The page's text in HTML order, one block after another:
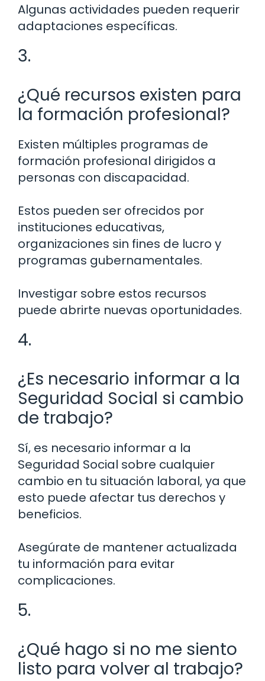
Algunas actividades pueden requerir
adaptaciones específicas.
3.
¿Qué recursos existen para
la formación profesional?
Existen múltiples programas de
formación profesional dirigidos a
personas con discapacidad.
Estos pueden ser ofrecidos por
instituciones educativas,
organizaciones sin fines de lucro y
programas gubernamentales.
Investigar sobre estos recursos
puede abrirte nuevas oportunidades.
4.
¿Es necesario informar a la
Seguridad Social si cambio
de trabajo?
Sí, es necesario informar a la
Seguridad Social sobre cualquier
cambio en tu situación laboral, ya que
esto puede afectar tus derechos y
beneficios.
Asegúrate de mantener actualizada
tu información para evitar
complicaciones.
5.
¿Qué hago si no me siento
listo para volver al trabajo?